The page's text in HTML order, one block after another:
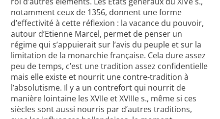
notamment ceux de 1356, donnent une forme
d’effectivité à cette réflexion : la vacance du pouvoir,
autour d’Etienne Marcel, permet de penser un
régime qui s’appuierait sur l’avis du peuple et sur la
limitation de la monarchie française. Cela dure assez
peu de temps, c’est une tradition assez confidentielle
mais elle existe et nourrit une contre-tradition à
l’absolutisme. Il y a un contrefort qui nourrit de
manière lointaine les XVIIe et XVIIIe s., même si ces
siècles sont aussi nourris par d’autres traditions,